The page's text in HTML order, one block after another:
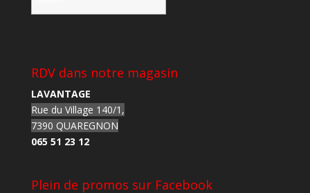
RDV dans notre magasin
LAVANTAGE
Rue du Village 140/1,
7390 QUAREGNON
065 51 23 12
Plein de promos sur Facebook